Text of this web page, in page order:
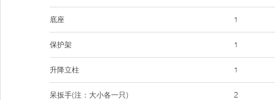
底座
保护架
升降立柱
呆扳手(注：大小各一只)
1
1
1
2